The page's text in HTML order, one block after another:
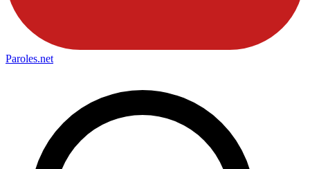
Paroles.net